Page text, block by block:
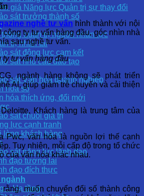
giá Năng lực Quản trị sự thay đổi
sát trưởng thành số
quản trị nguồn nhân lực
trị nhân tài
sát động lực cam kết
sát nhu cầu đào tạo
sát Văn hóa doanh nghiệp
hóa số
hóa thích ứng, đổi mới
sát chuỗi giá trị
lực cạnh tranh
lòng khách hàng
sát năng lực lãnh đạo
đạo tương lai
đạo đích thực
– Hạ tầng
nghề tư vấn hình thành với nội
công ty tư vấn hàng đầu, góc nhìn nhà
sau nghề tư vấn.
ty tư vấn hàng đầu
ngành hàng không sẽ phát triển
AI, giúp giảm trễ chuyến và cải thiện
Khách hàng là trung tâm của
Pwc, văn hóa là nguồn lợi thế cạnh
Tuy nhiên, mỗi cấp độ trong tổ chức
của văn hóa khác nhau.
muốn chuyển đổi số thành công